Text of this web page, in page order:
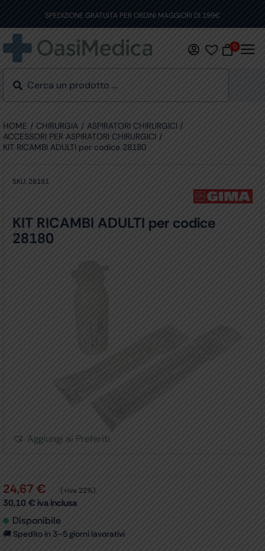
content
SPEDIZIONE GRATUITA PER ORDINI MAGGIORI DI 199€
0
HOME CHIRURGIA
ASPIRATORI CHIRURGICI
ACCESSORI PER ASPIRATORI CHIRURGICI
KIT RICAMBI ADULTI per codice 28180
SKU: 28181
KIT RICAMBI ADULTI per codice
28180
Aggiungi ai Preferiti
24,67 € (+iva 22%)
30,10 € iva inclusa
Disponibile
🚚 Spedito in 3–5 giorni lavorativi